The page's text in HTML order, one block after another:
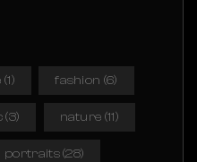
(1) fashion (6)
(3) nature (11)
portraits(28)